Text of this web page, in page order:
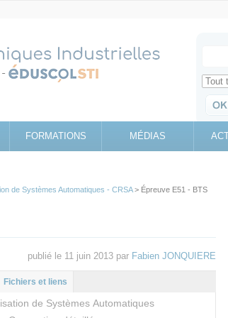
FORMATIONS MÉDIAS
de Systèmes Automatiques - CRSA> Épreuve E51 - BTS
publié le 11 juin 2013 par Fabien JONQUIERE
Fichiers et liens
de Systèmes Automatiques